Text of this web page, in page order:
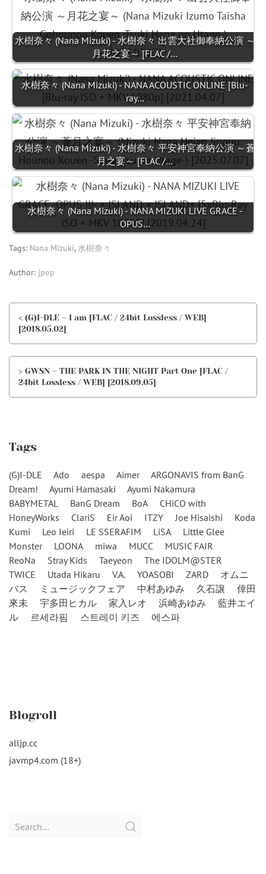
水樹奈々 (Nana Mizuki) - 水樹奈々 出雲大社御奉納公演 ～
月花之宴～ [FLAC /…
水樹奈々 (Nana Mizuki) - NANA ACOUSTIC ONLINE [Blu-
ray…
水樹奈々 (Nana Mizuki) - 水樹奈々 平安神宮奉納公演 ～蒼
月之宴～ [FLAC /…
水樹奈々 (Nana Mizuki) - NANA MIZUKI LIVE GRACE -
OPUS…
Tags: Nana Mizuki,水樹奈々
Author: jpop
< (G)I-DLE – I am [FLAC / 24bit Lossless / WEB]
[2018.05.02]
> GWSN – THE PARK IN THE NIGHT Part One [FLAC /
24bit Lossless / WEB] [2018.09.05]
Tags
(G)I-DLE Ado aespa Aimer
ARGONAVIS from BanG
Dream!
Ayumi Hamasaki
Ayumi Nakamura
BABYMETAL
BanG Dream BoA
CHiCO with
HoneyWorks
ClariS Eir Aoi ITZY Joe Hisaishi
Koda
Kumi
Leo Ieiri LE SSERAFIM LiSA
Little Glee
Monster
LOONA miwa MUCC
MUSIC FAIR
ReoNa
Stray Kids Taeyeon
The IDOLM@STER
TWICE
Utada Hikaru V.A. YOASOBI ZARD
オムニ
バス
ミュージックフェア 中村あゆみ 久石譲
倖田
來未
宇多田ヒカル 家入レオ 浜崎あゆみ
藍井エイ
ル
르세라핌 스트레이 키즈 에스파
Blogroll
alljp.cc
javmp4.com (18+)
Search